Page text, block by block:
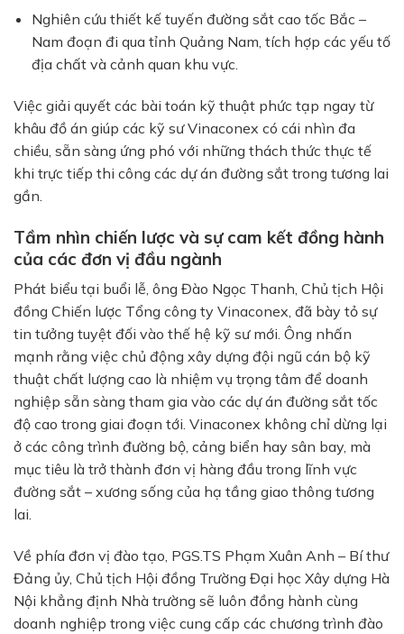
Nghiên cứu thiết kế tuyến đường sắt cao tốc Bắc –
Nam đoạn đi qua tỉnh Quảng Nam, tích hợp các yếu tố
địa chất và cảnh quan khu vực.
Việc giải quyết các bài toán kỹ thuật phức tạp ngay từ
khâu đồ án giúp các kỹ sư Vinaconex có cái nhìn đa
chiều, sẵn sàng ứng phó với những thách thức thực tế
khi trực tiếp thi công các dự án đường sắt trong tương lai
gần.
Tầm nhìn chiến lược và sự cam kết đồng hành
của các đơn vị đầu ngành
Phát biểu tại buổi lễ, ông Đào Ngọc Thanh, Chủ tịch Hội
đồng Chiến lược Tổng công ty Vinaconex, đã bày tỏ sự
tin tưởng tuyệt đối vào thế hệ kỹ sư mới. Ông nhấn
mạnh rằng việc chủ động xây dựng đội ngũ cán bộ kỹ
thuật chất lượng cao là nhiệm vụ trọng tâm để doanh
nghiệp sẵn sàng tham gia vào các dự án đường sắt tốc
độ cao trong giai đoạn tới. Vinaconex không chỉ dừng lại
ở các công trình đường bộ, cảng biển hay sân bay, mà
mục tiêu là trở thành đơn vị hàng đầu trong lĩnh vực
đường sắt – xương sống của hạ tầng giao thông tương
lai.
Về phía đơn vị đào tạo, PGS.TS Phạm Xuân Anh – Bí thư
Đảng ủy, Chủ tịch Hội đồng Trường Đại học Xây dựng Hà
Nội khẳng định Nhà trường sẽ luôn đồng hành cùng
doanh nghiệp trong việc cung cấp các chương trình đào